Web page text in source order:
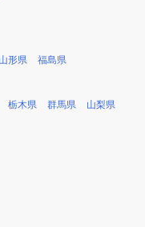
山形県 福島県
栃木県 群馬県 山梨県